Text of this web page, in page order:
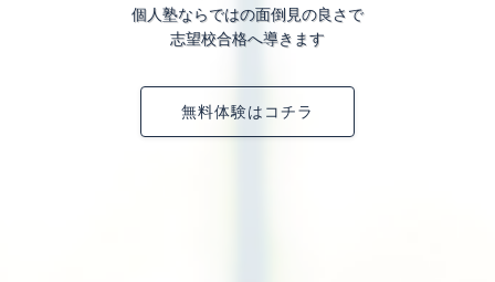
個人塾ならではの面倒見の良さで
志望校合格へ導きます
無料体験はコチラ